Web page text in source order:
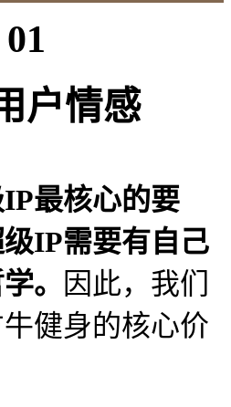
01
户情感
IP最核心的要
IP需要有自己
。
因此，我们
健身的核心价